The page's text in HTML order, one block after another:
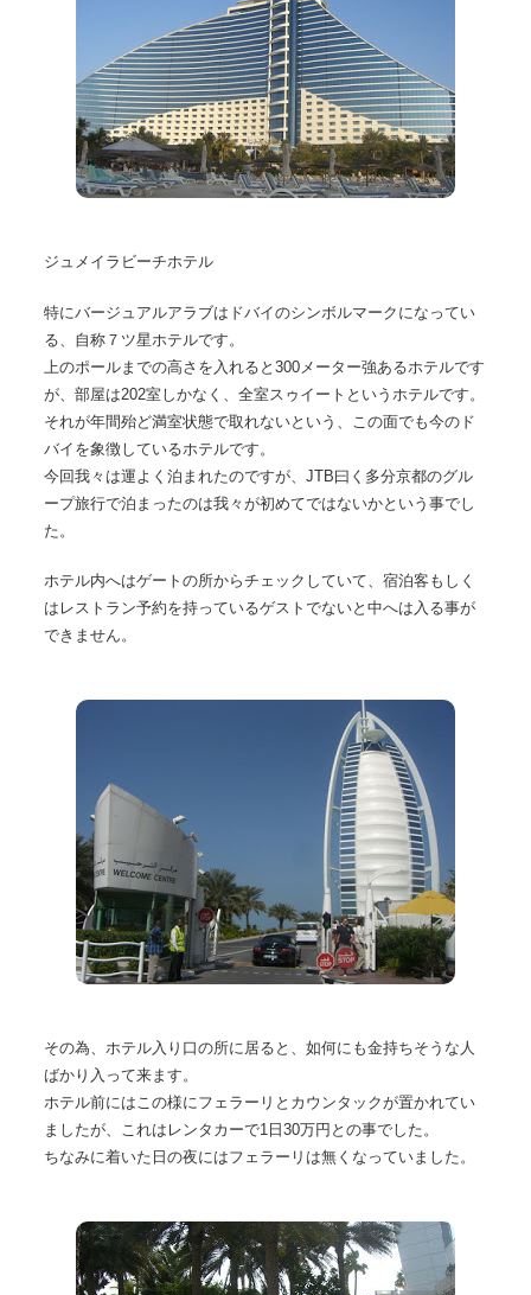
ジュメイラビーチホテル
特にバージュアルアラブはドバイのシンボルマークになってい
る、自称７ツ星ホテルです。
上のポールまでの高さを入れると300メーター強あるホテルです
が、部屋は202室しかなく、全室スゥイートというホテルです。
それが年間殆ど満室状態で取れないという、この面でも今のド
バイを象徴しているホテルです。
今回我々は運よく泊まれたのですが、JTB曰く多分京都のグル
ープ旅行で泊まったのは我々が初めてではないかという事でし
た。
ホテル内へはゲートの所からチェックしていて、宿泊客もしく
はレストラン予約を持っているゲストでないと中へは入る事が
できません。
その為、ホテル入り口の所に居ると、如何にも金持ちそうな人
ばかり入って来ます。
ホテル前にはこの様にフェラーリとカウンタックが置かれてい
ましたが、これはレンタカーで1日30万円との事でした。
ちなみに着いた日の夜にはフェラーリは無くなっていました。